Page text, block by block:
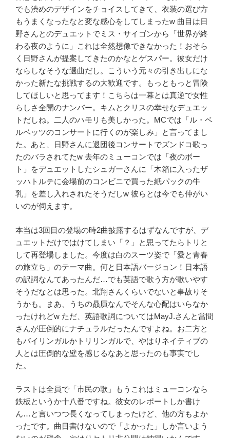
でも渋めのデザインをチョイスしてきて、衣装の選び方
もうまくなったなと変な感心をしてしまったw 曲目は日
野さんとのデュエットでミス・サイゴンから「世界が終
わる夜のように」これは全然想像できなかった！おそら
く日野さんが提案してきたのかなとゲスパー。彼女だけ
ならしなそうな選曲だし。こういう元々の引き出しにな
かった新たな挑戦するの大歓迎です。もっともっと冒険
してほしいと思ってます！こちらは一幕とは真逆で女性
らしさ全開のナンバー。キムとクリスの幸せなデュエッ
トだしね。二人のハモリも美しかった。 MCでは「ル・ベ
ルベッツのコンサートに行くのが楽しみ」と言ってまし
た。あと、日野さんに退団後コンサートでズンドコ歌っ
たのバラされてたw 去年のミューコンでは「夜のボー
ト」をデュエットしたシュガーさんに「木箱に入ったザ
ッハトルテに会場前のコンビニで買った紙パックの牛
乳」を差し入れされたそうだしw 彼らとは今でも仲がい
いのが伺えます。
本当は3回目の登場の時2曲披露するはずなんですが、デ
ュエットだけではけてしまい「？」と思ってたらトリと
して再登場しました。今度は白のスーツ姿で「愛と青春
の旅立ち」のテーマ曲。何と日本語バージョン！日本語
の訳詞なんてあったんだ…でも英語で歌う方が歌いやす
そうだなとは思った。北翔さんくらいでないと事故りそ
うかも。まあ、うちの贔屓なんでそんな心配はいらなか
ったけれどw ただ、英語歌詞についてはMayJ.さんと當間
さんが圧倒的にナチュラルだったんですよね。お二方と
もバイリンガルかトリリンガルで、やはりネイティブの
人とは圧倒的な壁を感じるなあと思ったのも事実でし
た。
ラストは全員で「市民の歌」もうこれはミューコンなら
鉄板というか十八番ですね。彼女のレポートしか書け
ん… と言いつつ長くなってしまったけど、他の方もよか
ったです。曲目書けないので「よかった」しか言いよう